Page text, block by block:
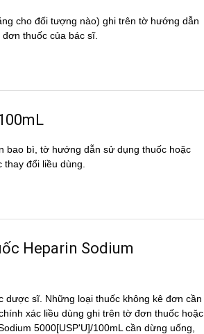
cho đối tượng nào) ghi trên tờ hướng dẫn
thuốc của bác sĩ.
bao bì, tờ hướng dẫn sử dụng thuốc hoặc
đổi liều dùng.
Heparin Sodium
dược sĩ. Những loại thuốc không kê đơn cần
xác liều dùng ghi trên tờ đơn thuốc hoặc
5000[USP'U]/100mL cần dừng uống,